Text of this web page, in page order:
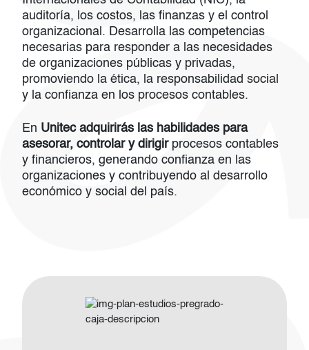
auditoría, los costos, las finanzas y el control
organizacional. Desarrolla las competencias
necesarias para responder a las necesidades
de organizaciones públicas y privadas,
promoviendo la ética, la responsabilidad social
y la confianza en los procesos contables.
En Unitec adquirirás las habilidades para
asesorar, controlar y dirigir procesos contables
y financieros, generando confianza en las
organizaciones y contribuyendo al desarrollo
económico y social del país.